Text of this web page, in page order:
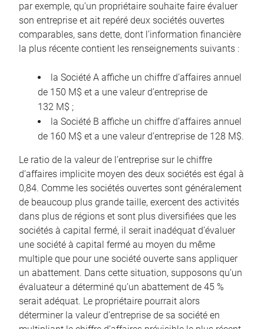
par exemple, qu’un propriétaire souhaite faire évaluer
son entreprise et ait repéré deux sociétés ouvertes
comparables, sans dette, dont l’information financière
la plus récente contient les renseignements suivants :
la Société A affiche un chiffre d’affaires annuel
de 150 M$ et a une valeur d’entreprise de
132 M$ ;
la Société B affiche un chiffre d’affaires annuel
de 160 M$ et a une valeur d’entreprise de 128 M$.
Le ratio de la valeur de l’entreprise sur le chiffre
d’affaires implicite moyen des deux sociétés est égal à
0,84. Comme les sociétés ouvertes sont généralement
de beaucoup plus grande taille, exercent des activités
dans plus de régions et sont plus diversifiées que les
sociétés à capital fermé, il serait inadéquat d’évaluer
une société à capital fermé au moyen du même
multiple que pour une société ouverte sans appliquer
un abattement. Dans cette situation, supposons qu’un
évaluateur a déterminé qu’un abattement de 45 %
serait adéquat. Le propriétaire pourrait alors
déterminer la valeur d’entreprise de sa société en